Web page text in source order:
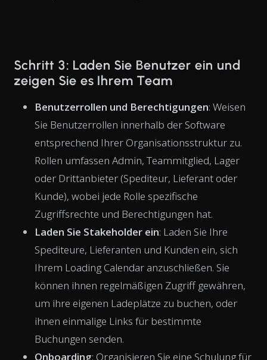
Schritt 3: Laden Sie Benutzer ein und
zeigen Sie es Ihrem Team
Benutzerrollen und Berechtigungen: Weisen
Sie Benutzerrollen innerhalb der Software
entsprechend Ihrer Organisationsstruktur zu.
Rollen umfassen Admin, Teammitglied, Lager
oder Drittanbieter (Spediteur, Lieferant oder
Kunde), wobei jede Rolle spezifische
Zugriffsrechte und Berechtigungen hat.
Laden Sie Stakeholder ein: Laden Sie Ihre
Spediteure, Lieferanten und Kunden ein, sich
Ihrem Loading Calendar anzuschließen. Sie
können ihnen regelmäßigen Zugriff gewähren,
um ihre eigenen Ladeplätze zu buchen, oder
ihnen einmalige Links für bestimmte
Buchungen senden.
Onboarding: Organisieren Sie eine Schulung für